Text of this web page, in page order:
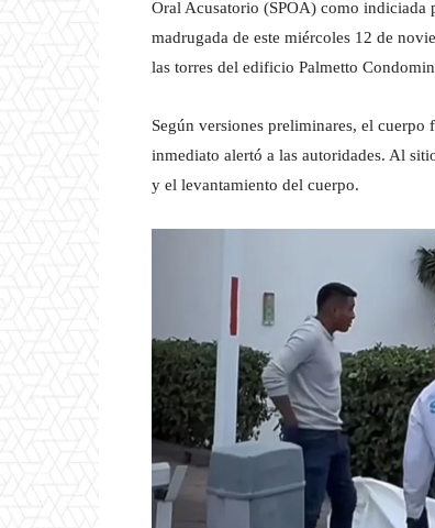
Oral Acusatorio (SPOA) como indiciada
madrugada de este miércoles 12 de
las torres del edificio Palmetto
Según versiones preliminares, el
inmediato alertó a las autoridades. Al
y el levantamiento del cuerpo.